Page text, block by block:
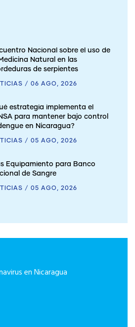
Nacional sobre el uso de
Natural en las
de serpientes
/ 06 AGO, 2026
estrategia implementa el
para mantener bajo control
en Nicaragua?
/ 05 AGO, 2026
Equipamiento para Banco
de Sangre
/ 05 AGO, 2026
en Nicaragua